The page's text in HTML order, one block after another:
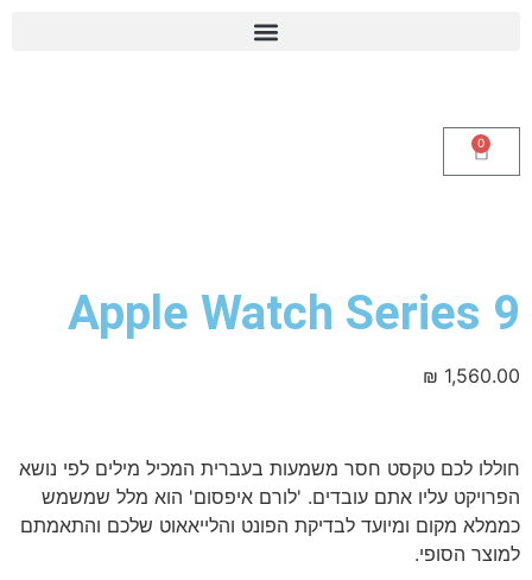
0
Apple Watch Series 9
₪ 1,560.00
חוללו לכם טקסט חסר משמעות בעברית המכיל מילים לפי נושא
הפרויקט עליו אתם עובדים. 'לורם איפסום' הוא מלל שמשמש
כממלא מקום ומיועד לבדיקת הפונט והלייאאוט שלכם והתאמתם
למוצר הסופי.